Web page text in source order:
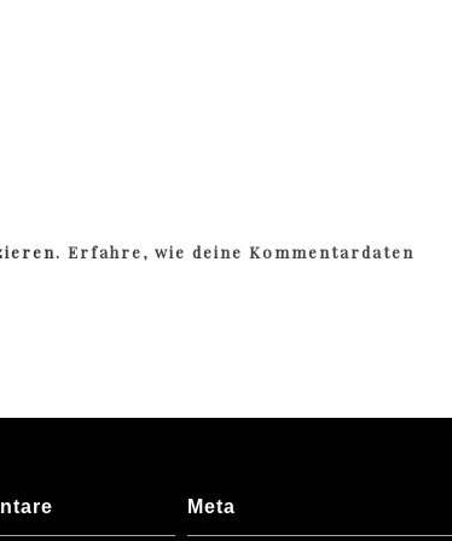
Erfahre, wie deine Kommentardaten
Meta